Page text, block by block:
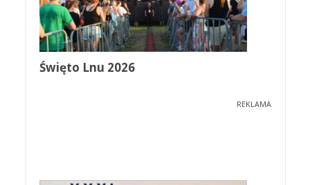
Święto Lnu 2026
REKLAMA